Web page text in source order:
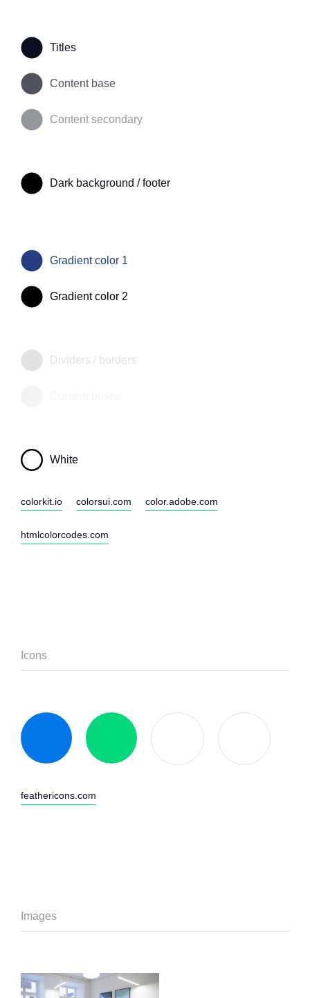
Titles
Content base
Content secondary
Dark background / footer
Gradient color 1
Gradient color 2
Dividers / borders
White
colorkit.io colorsui.com color.adobe.com
htmlcolorcodes.com
Icons
feathericons.com
Images